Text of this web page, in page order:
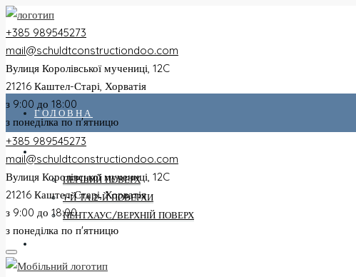
+385 989545273
mail@schuldtconstructiondoo.com
Вулиця Королівської мучениці, 12C
21216 Каштел-Старі, Хорватія
з 9:00 до 18:00
з понеділка по п'ятницю
ГОЛОВНА
ПЕРШИЙ ПОВЕРХ
1-Й ТА 2-Й ПОВЕРХИ
ПЕНТХАУС/ВЕРХНІЙ ПОВЕРХ
+385 989545273
mail@schuldtconstructiondoo.com
Вулиця Королівської мучениці, 12C
21216 Каштел-Старі, Хорватія
з 9:00 до 18:00
з понеділка по п'ятницю